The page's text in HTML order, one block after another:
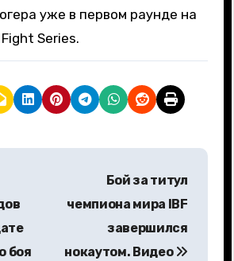
уже в первом раунде на
Series.
боя
Бой за титул
чемпиона мира IBF
завершился
нокаутом. Видео